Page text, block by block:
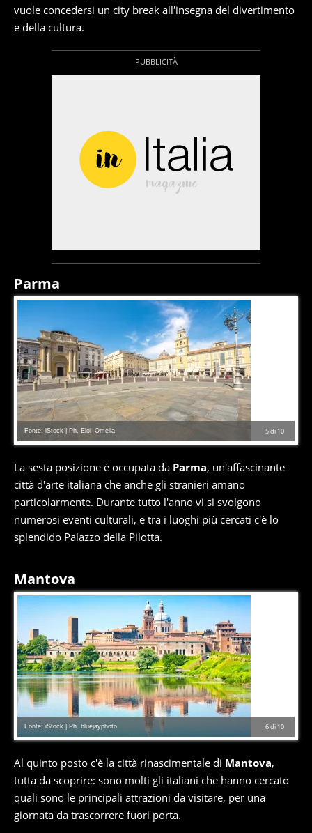
vuole concedersi un city break all'insegna del divertimento
e della cultura.
Parma
5di 10
Fonte: iStock | Ph. Eloi_Omella
La sesta posizione è occupata da Parma, un'affascinante
città d'arte italiana che anche gli stranieri amano
particolarmente. Durante tutto l'anno vi si svolgono
numerosi eventi culturali, e tra i luoghi più cercati c'è lo
splendido Palazzo della Pilotta.
Mantova
6di 10
Fonte: iStock | Ph. bluejayphoto
Al quinto posto c'è la città rinascimentale di Mantova,
tutta da scoprire: sono molti gli italiani che hanno cercato
quali sono le principali attrazioni da visitare, per una
giornata da trascorrere fuori porta.